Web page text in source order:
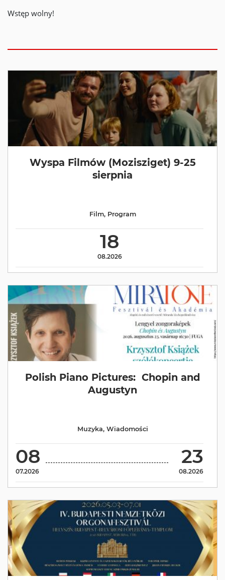
Wstęp wolny!
Wyspa Filmów (Mozisziget) 9-25
sierpnia
18
08.2026
Film, Program
Polish Piano Pictures: Chopin and
Augustyn
08
07.2026
23
08.2026
Muzyka, Wiadomości